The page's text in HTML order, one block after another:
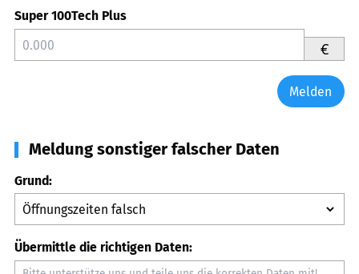
Super 100Tech Plus
€
Melden
Meldung sonstiger falscher Daten
Grund:
Übermittle die richtigen Daten: